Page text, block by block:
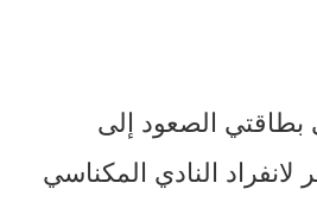
بطاقتي الصعود إلى
لانفراد النادي المكناسي